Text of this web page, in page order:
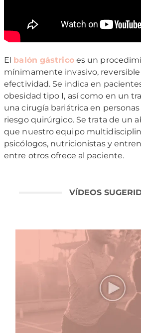
El balón gástricoes un
mínimamente invasivo,
efectividad. Se indica en
obesidad tipo I, así como en un
una cirugía bariátrica en
riesgo quirúrgico. Se trata de un
que nuestro equipo
psicólogos, nutricionistas y
entre otros ofrece al paciente.
VÍDEOS